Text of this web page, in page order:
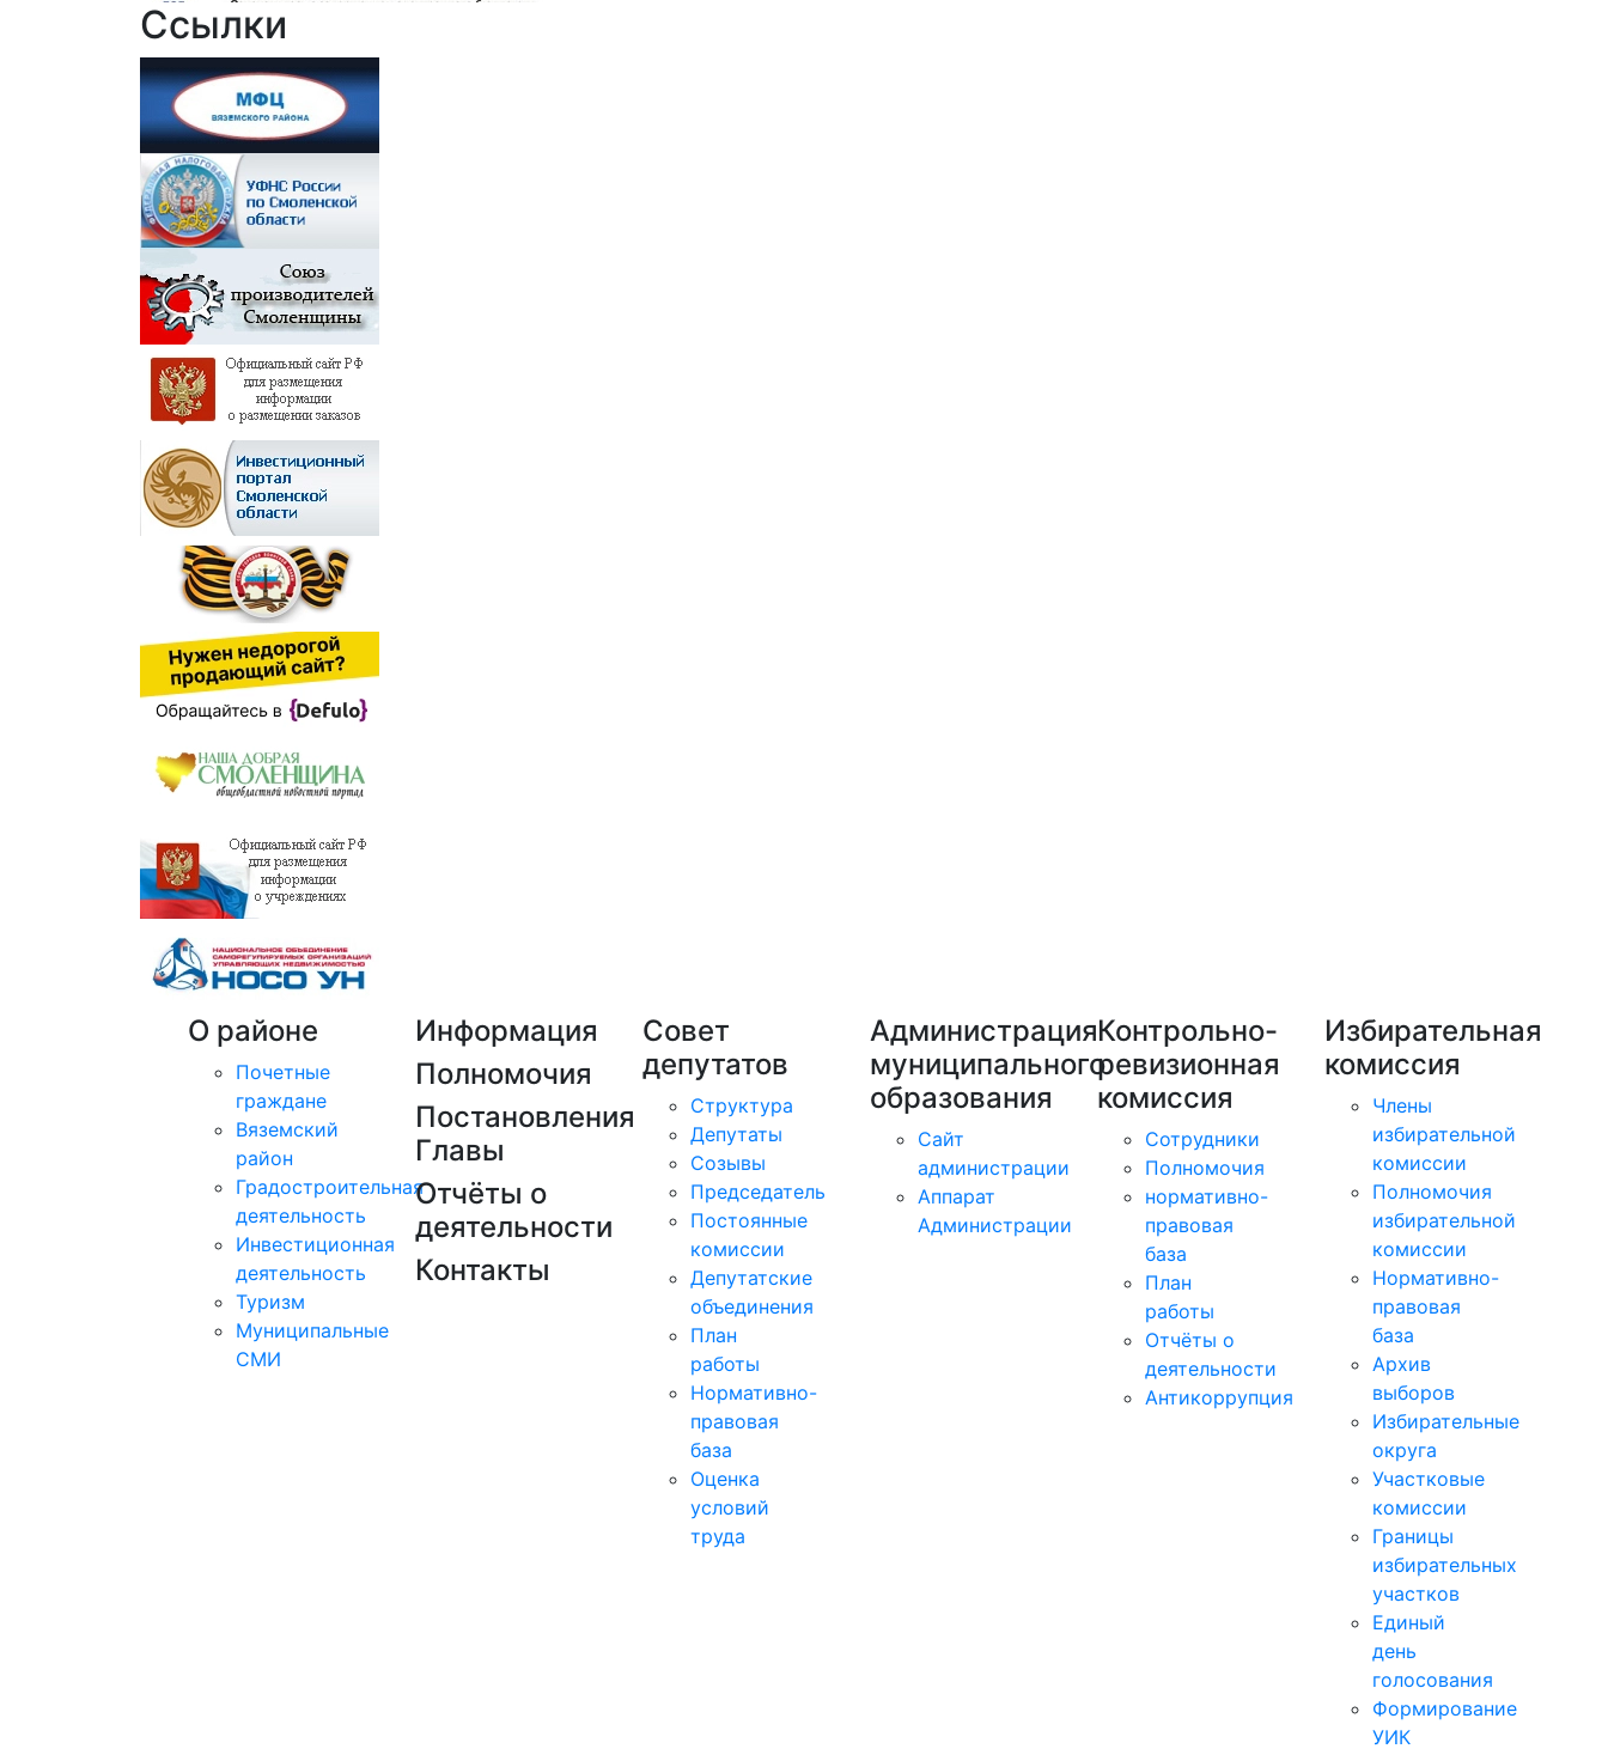
Ссылки
О районе
Почетные
граждане
Вяземский
район
Градостроительная
деятельность
Инвестиционная
деятельность
Туризм
Муниципальные
СМИ
Информация
Полномочия
Постановления
Главы
Отчёты о
деятельности
Контакты
Совет
депутатов
Структура
Депутаты
Созывы
Председатель
Постоянные
комиссии
Депутатские
объединения
План
работы
Нормативно-
правовая
база
Оценка
условий
труда
Администрация
муниципального
образования
Сайт
администрации
Аппарат
Администрации
Контрольно-
ревизионная
комиссия
Сотрудники
Полномочия
нормативно-
правовая
база
План
работы
Отчёты о
деятельности
Антикоррупция
Избирательная
комиссия
Члены
избирательной
комиссии
Полномочия
избирательной
комиссии
Нормативно-
правовая
база
Архив
выборов
Избирательные
округа
Участковые
комиссии
Границы
избирательных
участков
Единый
день
голосования
Формирование
УИК